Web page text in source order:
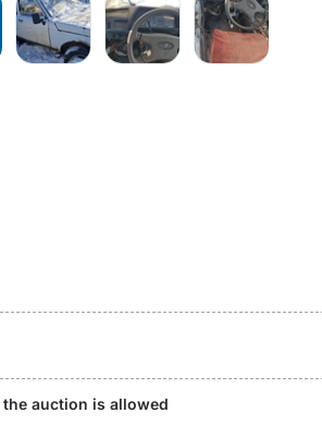
auction is allowed